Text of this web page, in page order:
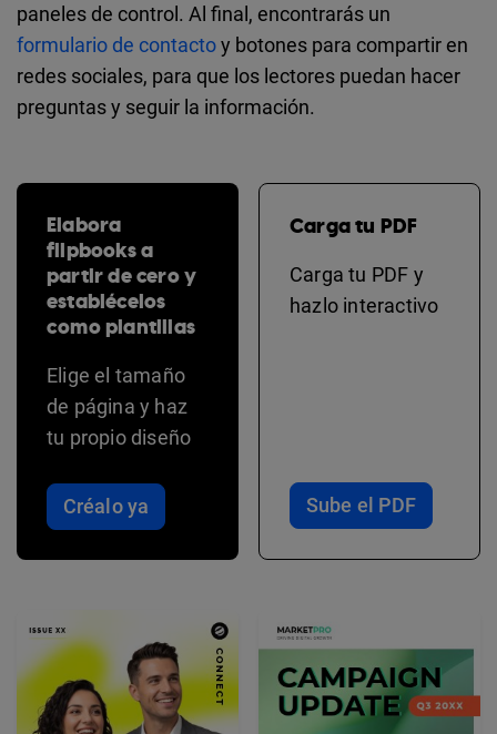
paneles de control. Al final, encontrarás un
formulario de contactoy botones para compartir en
redes sociales, para que los lectores puedan hacer
preguntas y seguir la información.
Elabora
flipbooks a
partir de cero y
establécelos
como plantillas
Elige el tamaño
de página y haz
tu propio diseño
Créalo ya
Carga tu PDF
Carga tu PDF y
hazlo interactivo
Sube el PDF